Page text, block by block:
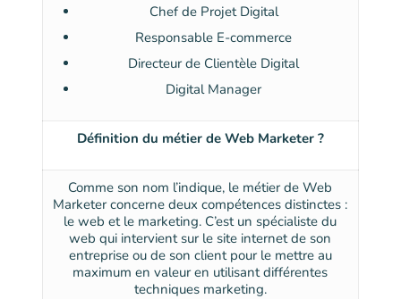
Chef de Projet Digital
Responsable E-commerce
Directeur de Clientèle Digital
Digital Manager
Définition du métier de Web Marketer ?
Comme son nom l’indique, le métier de Web
Marketer concerne deux compétences distinctes :
le web et le marketing. C’est un spécialiste du
web qui intervient sur le site internet de son
entreprise ou de son client pour le mettre au
maximum en valeur en utilisant différentes
techniques marketing.